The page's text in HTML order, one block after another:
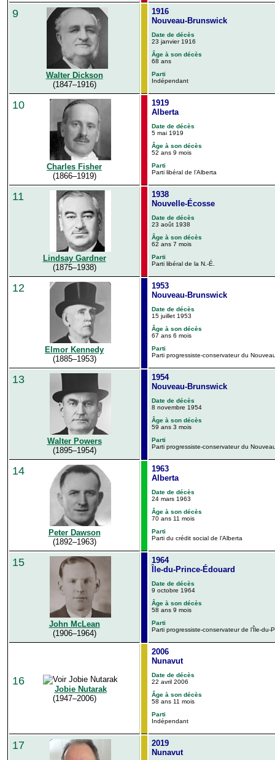
9
Walter Dickson
(1847–1916)
1916
Nouveau-Brunswick
Date de décès
23 janvier 1916
Âge à son décès
68 ans
Parti
Indépendant
10
Charles Fisher
(1866–1919)
1919
Alberta
Date de décès
5 mai 1919
Âge à son décès
52 ans 9 mois
Parti
Parti libéral de l’Alberta
11
Lindsay Gardner
(1875–1938)
1938
Nouvelle-Écosse
Date de décès
23 août 1938
Âge à son décès
62 ans 7 mois
Parti
Parti libéral de la N.-É.
12
Elmor Kennedy
(1885–1953)
1953
Nouveau-Brunswick
Date de décès
15 juillet 1953
Âge à son décès
67 ans 6 mois
Parti
Parti progressiste-conservateur du
13
Walter Powers
(1895–1954)
1954
Nouveau-Brunswick
Date de décès
8 novembre 1954
Âge à son décès
59 ans 3 mois
Parti
Parti progressiste-conservateur du
14
Peter Dawson
(1892–1963)
1963
Alberta
Date de décès
24 mars 1963
Âge à son décès
70 ans 11 mois
Parti
Parti du crédit social de l’Alberta
15
John McLean
(1906–1964)
1964
Île-du-Prince-Édouard
Date de décès
9 octobre 1964
Âge à son décès
58 ans 9 mois
Parti
Parti progressiste-conservateur de l’Île-du-
16
Jobie Nutarak
(1947–2006)
2006
Nunavut
Date de décès
22 avril 2006
Âge à son décès
58 ans 11 mois
Parti
Indépendant
17
2019
Nunavut